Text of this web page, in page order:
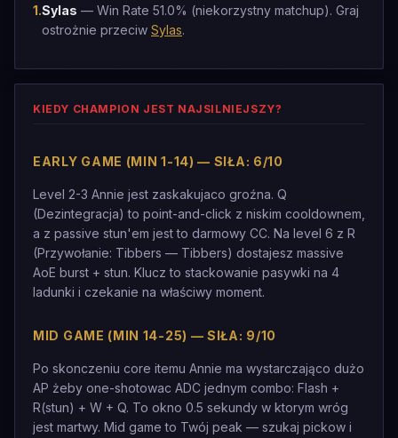
1.Sylas — Win Rate 51.0% (niekorzystny matchup). Graj
ostrożnie przeciw Sylas.
KIEDY CHAMPION JEST NAJSILNIEJSZY?
EARLY GAME (MIN 1-14) — SIŁA: 6/10
Level 2-3 Annie jest zaskakujaco groźna. Q
(Dezintegracja) to point-and-click z niskim cooldownem,
a z passive stun'em jest to darmowy CC. Na level 6 z R
(Przywołanie: Tibbers — Tibbers) dostajesz massive
AoE burst + stun. Klucz to stackowanie pasywki na 4
ladunki i czekanie na właściwy moment.
MID GAME (MIN 14-25) — SIŁA: 9/10
Po skonczeniu core itemu Annie ma wystarczająco dużo
AP żeby one-shotowac ADC jednym combo: Flash +
R(stun) + W + Q. To okno 0.5 sekundy w ktorym wróg
jest martwy. Mid game to Twój peak — szukaj pickow i